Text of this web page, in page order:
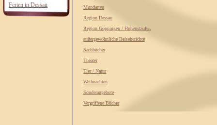
Ferien in Dessau
Mundarten
Region Dessau
Region Göppingen / Hohenstaufen
außergewöhnliche Reiseberichte
Sachbücher
Theater
Tier / Natur
Weihnachten
Sonderangebote
Vergriffene Bücher